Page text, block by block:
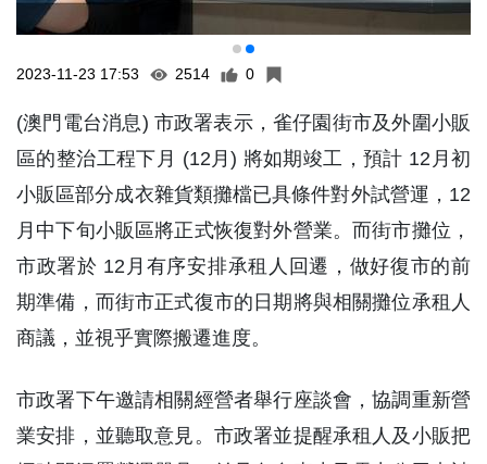
2023-11-23 17:53 2514 0
(澳門電台消息) 市政署表示，雀仔園街市及外圍小販
區的整治工程下月 (12月) 將如期竣工，預計 12月初
小販區部分成衣雜貨類攤檔已具條件對外試營運，12
月中下旬小販區將正式恢復對外營業。而街市攤位，
市政署於 12月有序安排承租人回遷，做好復市的前
期準備，而街市正式復市的日期將與相關攤位承租人
商議，並視乎實際搬遷進度。
市政署下午邀請相關經營者舉行座談會，協調重新營
業安排，並聽取意見。市政署並提醒承租人及小販把